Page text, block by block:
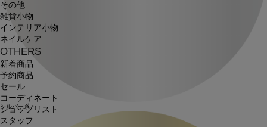
その他
雑貨小物
インテリア小物
ネイルケア
OTHERS
新着商品
予約商品
セール
コーディネート
ショップリスト
スタッフ
シルバー系